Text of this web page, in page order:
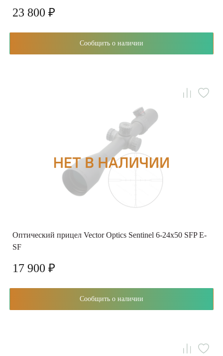
23 800 ₽
Сообщить о наличии
Оптический прицел Vector Optics Sentinel 6-24x50 SFP E-
SF
17 900 ₽
Сообщить о наличии